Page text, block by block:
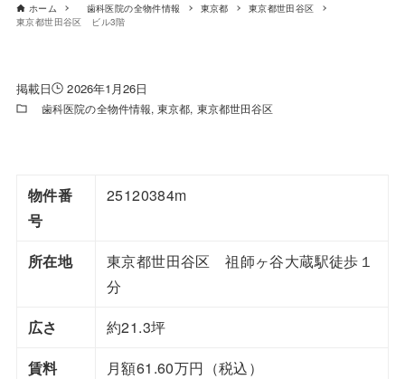
ホーム 歯科医院の全物件情報 東京都
東京都世田谷区
東京都世田谷区 ビル3階
2026年1月26日
歯科医院の全物件情報 東京都 東京都世田谷区
物件番
号
25120384m
所在地
東京都世田谷区 祖師ヶ谷大蔵駅徒歩１
分
広さ
約21.3坪
賃料
月額61.60万円（税込）